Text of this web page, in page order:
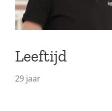
Leeftijd
29 jaar